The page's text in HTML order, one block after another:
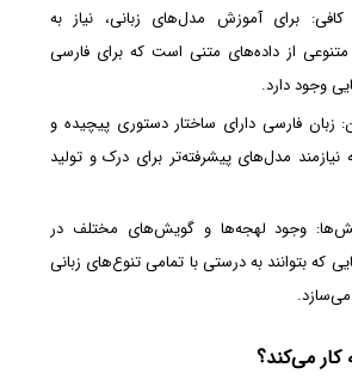
برای آموزش مدل‌های زبانی، نیاز به
از داده‌های متنی است که برای فارسی
وجود دارد.
زبان فارسی دارای ساختار دستوری پیچیده و
مدل‌های پیشرفته‌تر برای درک و تولید
وجود لهجه‌ها و گویش‌های مختلف در
که بتوانند به درستی با تمامی تنوع‌های زبانی
می‌سازد.
می‌کند؟